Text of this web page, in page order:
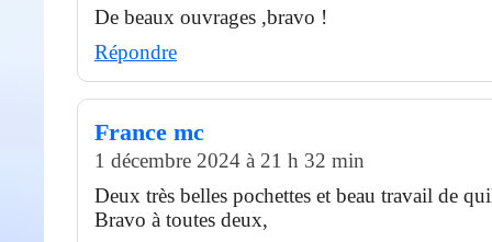
De beaux ouvrages ,bravo !
Répondre
France mc
1 décembre 2024 à 21 h 32 min
Deux très belles pochettes et beau travail de
Bravo à toutes deux,